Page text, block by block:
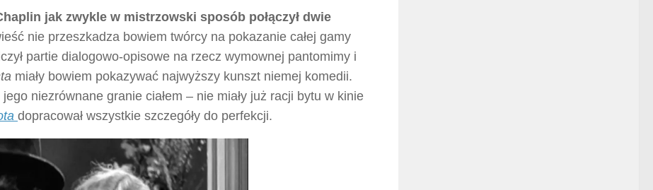
jak zwykle w mistrzowski sposób połączył dwie
nie przeszkadza bowiem twórcy na pokazanie całej gamy
partie dialogowo-opisowe na rzecz wymownej pantomimy i
miały bowiem pokazywać najwyższy kunszt niemej komedii.
niezrównane granie ciałem – nie miały już racji bytu w kinie
dopracował wszystkie szczegóły do perfekcji.